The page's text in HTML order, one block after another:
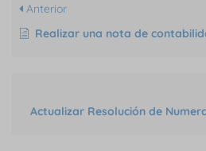
Anterior
Realizar una nota de
Actualizar Resolución de